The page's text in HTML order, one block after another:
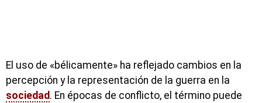
El uso de «bélicamente» ha reflejado cambios en la
percepción y la representación de la guerra en la
sociedad. En épocas de conflicto, el término puede